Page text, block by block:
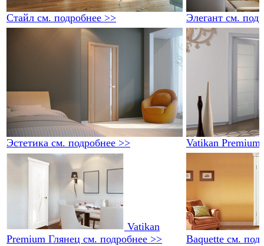
Стайл см. подробнее >> Элегант см.
Эстетика см. подробнее >> Vatikan Premium
Vatikan
Premium Глянец см. подробнее >> Baquette см.